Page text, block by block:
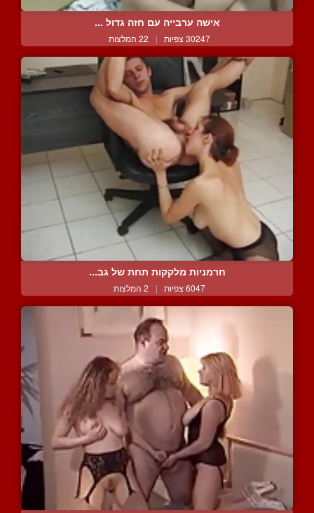
אישה ערבייה עם חזה גדול ...
30247 צפיות | 22 המלצות
חרמניות מלקקות תחת של גב...
6047 צפיות | 2 המלצות